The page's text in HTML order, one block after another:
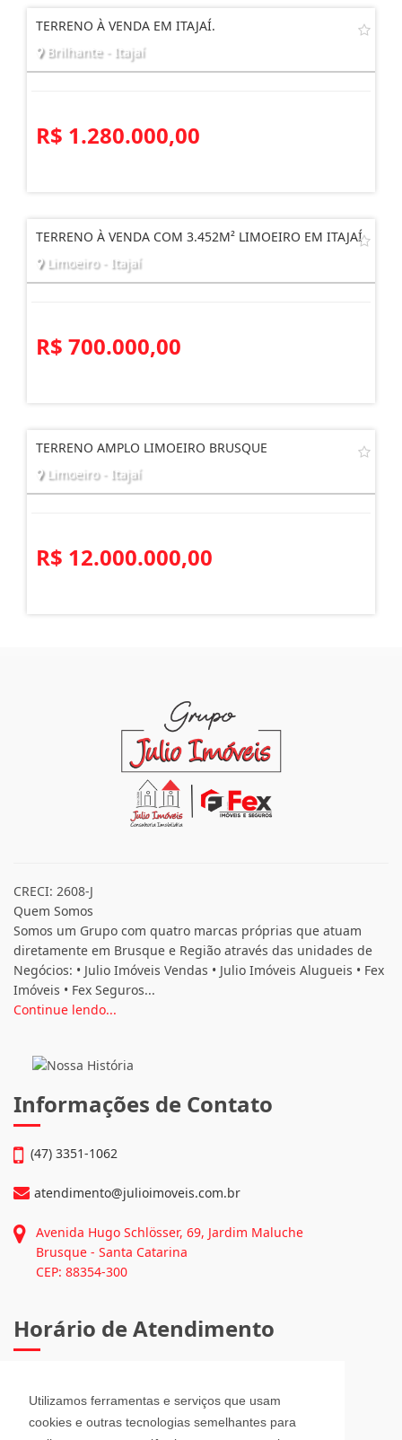
Utilizamos ferramentas e serviços que usam
cookies e outras tecnologias semelhantes para
TERRENO À VENDA EM ITAJAÍ.
Brilhante - Itajaí
R$ 1.280.000,00
TERRENO À VENDA COM 3.452M² LIMOEIRO EM ITAJAÍ
Limoeiro - Itajaí
R$ 700.000,00
TERRENO AMPLO LIMOEIRO BRUSQUE
Limoeiro - Itajaí
R$ 12.000.000,00
CRECI: 2608-J
Quem Somos
Somos um Grupo com quatro marcas próprias que atuam
diretamente em Brusque e Região através das unidades de
Negócios: • Julio Imóveis Vendas • Julio Imóveis Alugueis • Fex
Imóveis • Fex Seguros...
Continue lendo...
Informações de Contato
(47) 3351-1062
atendimento@julioimoveis.com.br
Avenida Hugo Schlösser, 69, Jardim Maluche
Brusque - Santa Catarina
CEP: 88354-300
Horário de Atendimento
08h00 - 12h00 e 13h30 - 18h00
Sábado